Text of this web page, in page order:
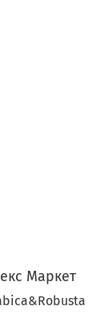
Маркет